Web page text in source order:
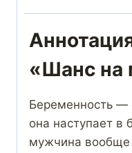
«Шанс на
Беременность —
она наступает в
мужчина вообще